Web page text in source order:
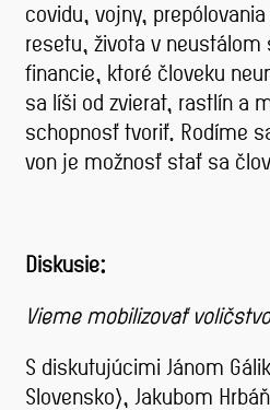
covidu, vojny,
resetu, života v neustálom
financie, ktoré človeku
sa líši od zvierat, rastlín a
schopnosť tvoriť. Rodíme
von je možnosť stať sa
Diskusie:
Vieme mobilizovať
S diskutujúcimi Jánom
Slovensko), Jakubom